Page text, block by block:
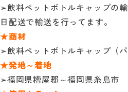
➢飲料ペットボトルキャップの
日配送で輸送を行ってます。
★商材
➢飲料ペットボトルキャップ（パ
★発地～着地
➢福岡県糟屋郡～福岡県糸島市